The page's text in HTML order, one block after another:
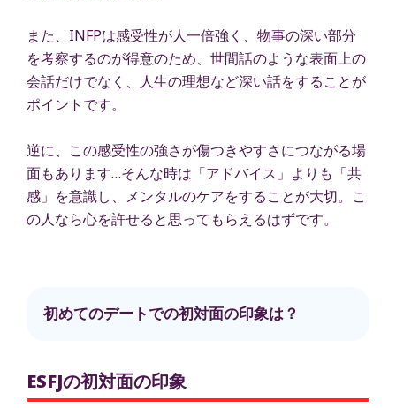
また、INFPは感受性が人一倍強く、物事の深い部分
を考察するのが得意のため、世間話のような表面上の
会話だけでなく、人生の理想など深い話をすることが
ポイントです。
逆に、この感受性の強さが傷つきやすさにつながる場
面もあります…そんな時は「アドバイス」よりも「共
感」を意識し、メンタルのケアをすることが大切。こ
の人なら心を許せると思ってもらえるはずです。
初めてのデートでの初対面の印象は？
ESFJの初対面の印象